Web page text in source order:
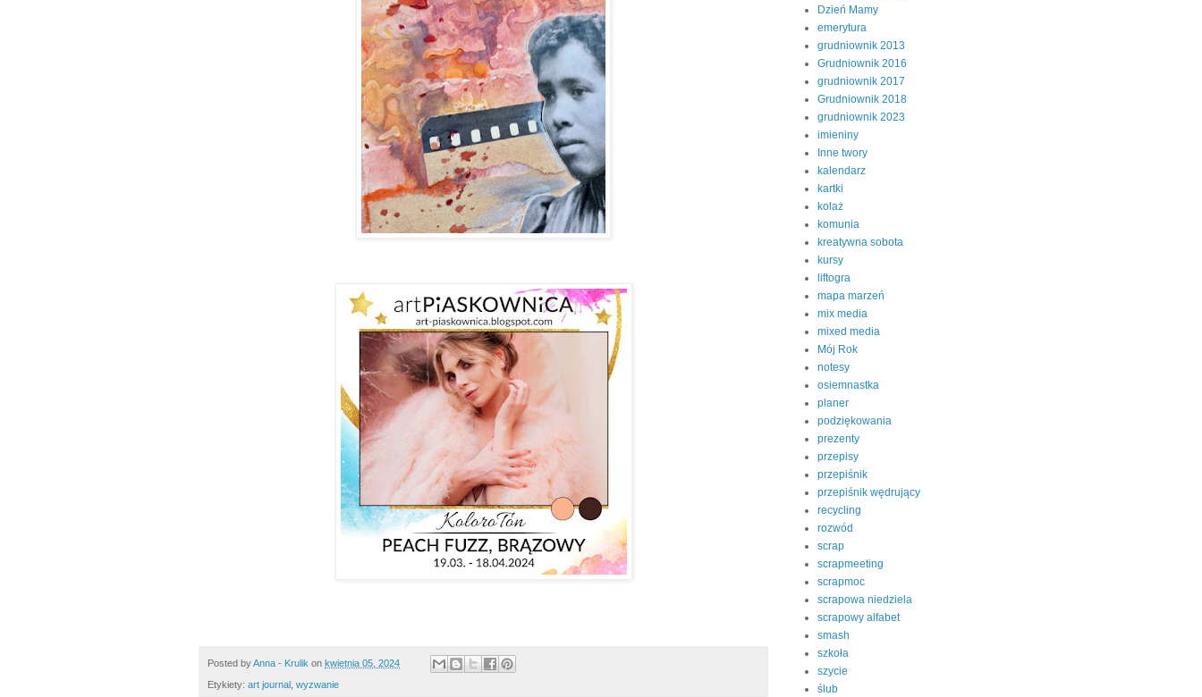
Posted byAnna - Krulik on kwietnia 05, 2024
Etykiety: art journal wyzwanie
Dzień Mamy
emerytura
grudniownik 2013
Grudniownik 2016
grudniownik 2017
Grudniownik 2018
grudniownik 2023
imieniny
Inne twory
kalendarz
kartki
kolaż
komunia
kreatywna sobota
kursy
liftogra
mapa marzeń
mix media
mixed media
Mój Rok
notesy
osiemnastka
planer
podziękowania
prezenty
przepisy
przepiśnik
przepiśnik wędrujący
recycling
rozwód
scrap
scrapmeeting
scrapmoc
scrapowa niedziela
scrapowy alfabet
smash
szkoła
szycie
ślub